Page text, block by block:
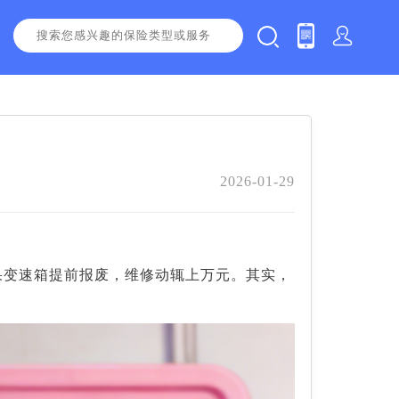
2026-01-29
速箱提前报废，维修动辄上万元。其实，